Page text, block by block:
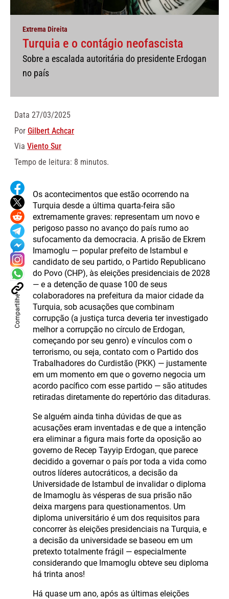
Extrema Direita
Turquia e o contágio neofascista
Sobre a escalada autoritária do presidente Erdogan
no país
Data 27/03/2025
Por Gilbert Achcar
Via Viento Sur
Tempo de leitura: 8 minutos.
Compartilhe
Os acontecimentos que estão ocorrendo na
Turquia desde a última quarta-feira são
extremamente graves: representam um novo e
perigoso passo no avanço do país rumo ao
sufocamento da democracia. A prisão de Ekrem
Imamoglu — popular prefeito de Istambul e
candidato de seu partido, o Partido Republicano
do Povo (CHP), às eleições presidenciais de 2028
— e a detenção de quase 100 de seus
colaboradores na prefeitura da maior cidade da
Turquia, sob acusações que combinam
corrupção (a justiça turca deveria ter investigado
melhor a corrupção no círculo de Erdogan,
começando por seu genro) e vínculos com o
terrorismo, ou seja, contato com o Partido dos
Trabalhadores do Curdistão (PKK) — justamente
em um momento em que o governo negocia um
acordo pacífico com esse partido — são atitudes
retiradas diretamente do repertório das ditaduras.
Se alguém ainda tinha dúvidas de que as
acusações eram inventadas e de que a intenção
era eliminar a figura mais forte da oposição ao
governo de Recep Tayyip Erdogan, que parece
decidido a governar o país por toda a vida como
outros líderes autocráticos, a decisão da
Universidade de Istambul de invalidar o diploma
de Imamoglu às vésperas de sua prisão não
deixa margens para questionamentos. Um
diploma universitário é um dos requisitos para
concorrer às eleições presidenciais na Turquia, e
a decisão da universidade se baseou em um
pretexto totalmente frágil — especialmente
considerando que Imamoglu obteve seu diploma
há trinta anos!
Há quase um ano, após as últimas eleições